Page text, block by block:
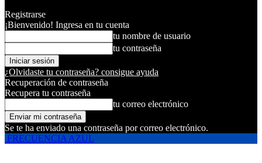
Registrarse
¡Bienvenido! Ingresa en tu cuenta
tu nombre de usuario
tu contraseña
¿Olvidaste tu contraseña? consigue ayuda
Recuperación de contraseña
Recupera tu contraseña
tu correo electrónico
Se te ha enviado una contraseña por correo electrónico.
FRECUENCIA AZUL